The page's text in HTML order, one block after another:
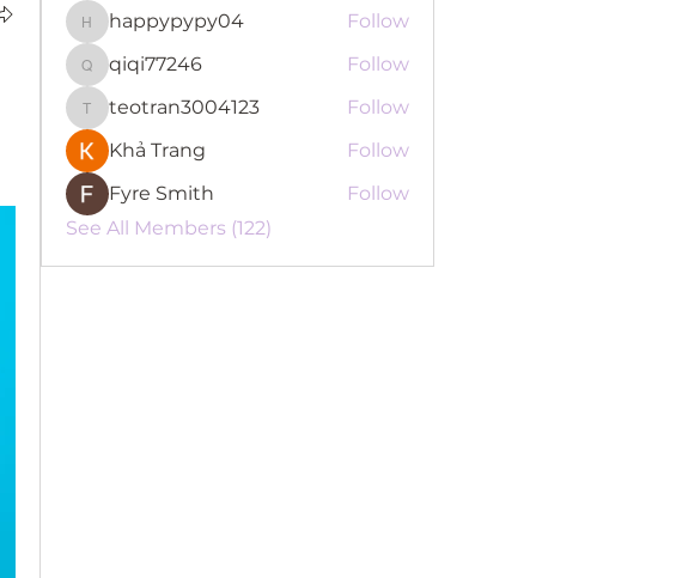
happypypy04
happypypy04 Follow
qiqi77246
qiqi77246 Follow
teotran3004123
teotran3004123
Follow
Khả Trang
Follow
Fyre Smith
Follow
See All Members (122)